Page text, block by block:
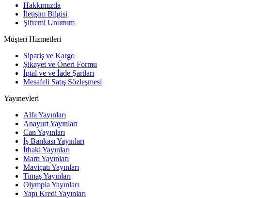
Hakkımızda
İletişim Bilgisi
Şifremi Unuttum
Müşteri Hizmetleri
Sipariş ve Kargo
Şikayet ve Öneri Formu
İptal ve ve İade Şartları
Mesafeli Satış Sözleşmesi
Yayınevleri
Alfa Yayınları
Anayurt Yayınları
Can Yayınları
İş Bankası Yayınları
İthaki Yayınları
Martı Yayınları
Maviçatı Yayınları
Timaş Yayınları
Olympia Yayınları
Yapı Kredi Yayınları